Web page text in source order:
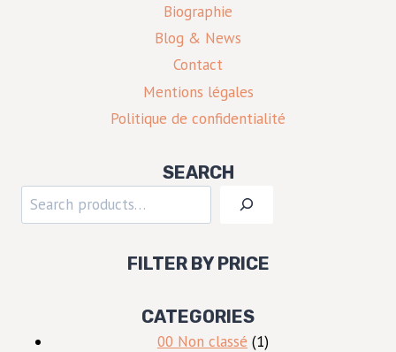
Biographie
Blog & News
Contact
Mentions légales
Politique de confidentialité
SEARCH
Rechercher
FILTER BY PRICE
CATEGORIES
00 Non classé 11